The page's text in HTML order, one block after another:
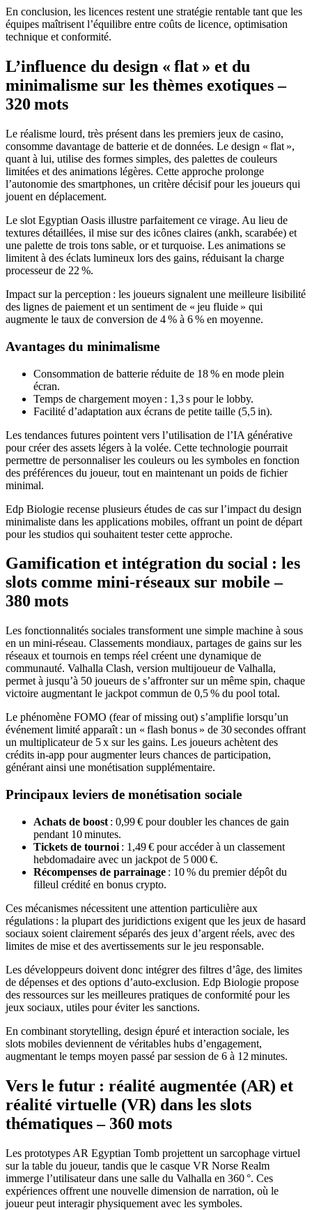
En conclusion, les licences restent une stratégie rentable tant que les
équipes maîtrisent l’équilibre entre coûts de licence, optimisation
technique et conformité.
L’influence du design « flat » et du
minimalisme sur les thèmes exotiques –
320 mots
Le réalisme lourd, très présent dans les premiers jeux de casino,
consomme davantage de batterie et de données. Le design « flat »,
quant à lui, utilise des formes simples, des palettes de couleurs
limitées et des animations légères. Cette approche prolonge
l’autonomie des smartphones, un critère décisif pour les joueurs qui
jouent en déplacement.
Le slot Egyptian Oasis illustre parfaitement ce virage. Au lieu de
textures détaillées, il mise sur des icônes claires (ankh, scarabée) et
une palette de trois tons sable, or et turquoise. Les animations se
limitent à des éclats lumineux lors des gains, réduisant la charge
processeur de 22 %.
Impact sur la perception : les joueurs signalent une meilleure lisibilité
des lignes de paiement et un sentiment de « jeu fluide » qui
augmente le taux de conversion de 4 % à 6 % en moyenne.
Avantages du minimalisme
Consommation de batterie réduite de 18 % en mode plein
écran.
Temps de chargement moyen : 1,3 s pour le lobby.
Facilité d’adaptation aux écrans de petite taille (5,5 in).
Les tendances futures pointent vers l’utilisation de l’IA générative
pour créer des assets légers à la volée. Cette technologie pourrait
permettre de personnaliser les couleurs ou les symboles en fonction
des préférences du joueur, tout en maintenant un poids de fichier
minimal.
Edp Biologie recense plusieurs études de cas sur l’impact du design
minimaliste dans les applications mobiles, offrant un point de départ
pour les studios qui souhaitent tester cette approche.
Gamification et intégration du social : les
slots comme mini‑réseaux sur mobile –
380 mots
Les fonctionnalités sociales transforment une simple machine à sous
en un mini‑réseau. Classements mondiaux, partages de gains sur les
réseaux et tournois en temps réel créent une dynamique de
communauté. Valhalla Clash, version multijoueur de Valhalla,
permet à jusqu’à 50 joueurs de s’affronter sur un même spin, chaque
victoire augmentant le jackpot commun de 0,5 % du pool total.
Le phénomène FOMO (fear of missing out) s’amplifie lorsqu’un
événement limité apparaît : un « flash bonus » de 30 secondes offrant
un multiplicateur de 5 x sur les gains. Les joueurs achètent des
crédits in‑app pour augmenter leurs chances de participation,
générant ainsi une monétisation supplémentaire.
Principaux leviers de monétisation sociale
Achats de boost : 0,99 € pour doubler les chances de gain
pendant 10 minutes.
Tickets de tournoi : 1,49 € pour accéder à un classement
hebdomadaire avec un jackpot de 5 000 €.
Récompenses de parrainage : 10 % du premier dépôt du
filleul crédité en bonus crypto.
Ces mécanismes nécessitent une attention particulière aux
régulations : la plupart des juridictions exigent que les jeux de hasard
sociaux soient clairement séparés des jeux d’argent réels, avec des
limites de mise et des avertissements sur le jeu responsable.
Les développeurs doivent donc intégrer des filtres d’âge, des limites
de dépenses et des options d’auto‑exclusion. Edp Biologie propose
des ressources sur les meilleures pratiques de conformité pour les
jeux sociaux, utiles pour éviter les sanctions.
En combinant storytelling, design épuré et interaction sociale, les
slots mobiles deviennent de véritables hubs d’engagement,
augmentant le temps moyen passé par session de 6 à 12 minutes.
Vers le futur : réalité augmentée (AR) et
réalité virtuelle (VR) dans les slots
thématiques – 360 mots
Les prototypes AR Egyptian Tomb projettent un sarcophage virtuel
sur la table du joueur, tandis que le casque VR Norse Realm
immerge l’utilisateur dans une salle du Valhalla en 360 °. Ces
expériences offrent une nouvelle dimension de narration, où le
joueur peut interagir physiquement avec les symboles.